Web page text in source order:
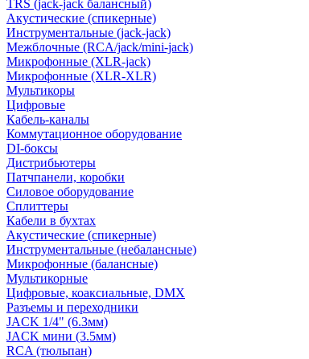
TRS (jack-jack балансный)
Акустические (спикерные)
Инструментальные (jack-jack)
Межблочные (RCA/jack/mini-jack)
Микрофонные (XLR-jack)
Микрофонные (XLR-XLR)
Мультикоры
Цифровые
Кабель-каналы
Коммутационное оборудование
DI-боксы
Дистрибьютеры
Патчпанели, коробки
Силовое оборудование
Сплиттеры
Кабели в бухтах
Акустические (спикерные)
Инструментальные (небалансные)
Микрофонные (балансные)
Мультикорные
Цифровые, коаксиальные, DMX
Разъемы и переходники
JACK 1/4" (6.3мм)
JACK мини (3.5мм)
RCA (тюльпан)